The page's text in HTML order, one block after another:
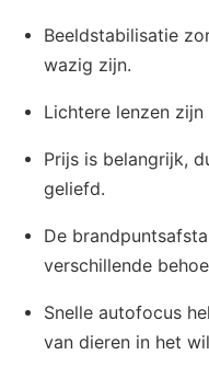
Beeldstabilisatie
wazig zijn.
Lichtere lenzen
Prijs is belangrijk,
geliefd.
De
verschillende
Snelle autofocus
van dieren in het